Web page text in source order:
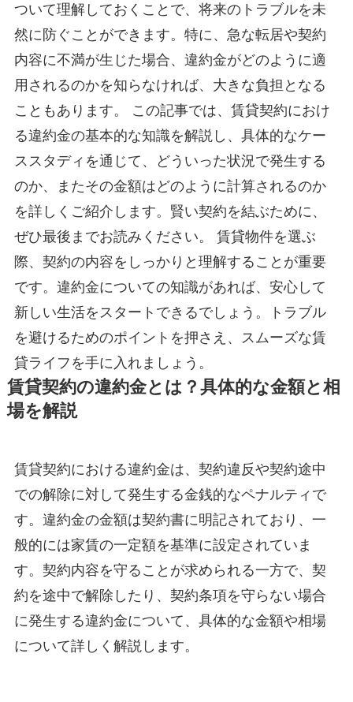
ついて理解しておくことで、将来のトラブルを未
然に防ぐことができます。特に、急な転居や契約
内容に不満が生じた場合、違約金がどのように適
用されるのかを知らなければ、大きな負担となる
こともあります。 この記事では、賃貸契約におけ
る違約金の基本的な知識を解説し、具体的なケー
ススタディを通じて、どういった状況で発生する
のか、またその金額はどのように計算されるのか
を詳しくご紹介します。賢い契約を結ぶために、
ぜひ最後までお読みください。 賃貸物件を選ぶ
際、契約の内容をしっかりと理解することが重要
です。違約金についての知識があれば、安心して
新しい生活をスタートできるでしょう。トラブル
を避けるためのポイントを押さえ、スムーズな賃
貸ライフを手に入れましょう。
賃貸契約の違約金とは？具体的な金額と相
場を解説
賃貸契約における違約金は、契約違反や契約途中
での解除に対して発生する金銭的なペナルティで
す。違約金の金額は契約書に明記されており、一
般的には家賃の一定額を基準に設定されていま
す。契約内容を守ることが求められる一方で、契
約を途中で解除したり、契約条項を守らない場合
に発生する違約金について、具体的な金額や相場
について詳しく解説します。